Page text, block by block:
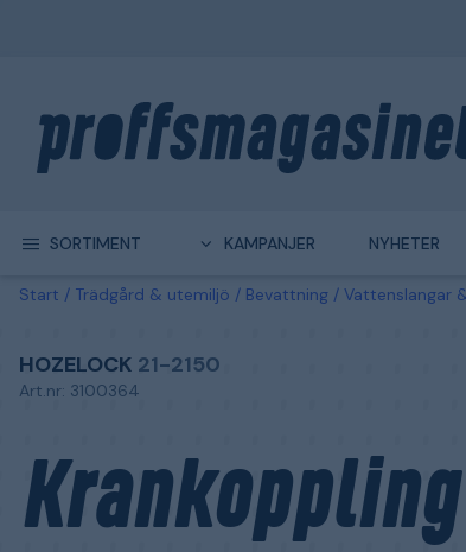
SORTIMENT KAMPANJER NYHETER
Start Trädgård & utemiljö Bevattning Vattenslangar
HOZELOCK 21-2150
Art.nr: 3100364
Krankoppling